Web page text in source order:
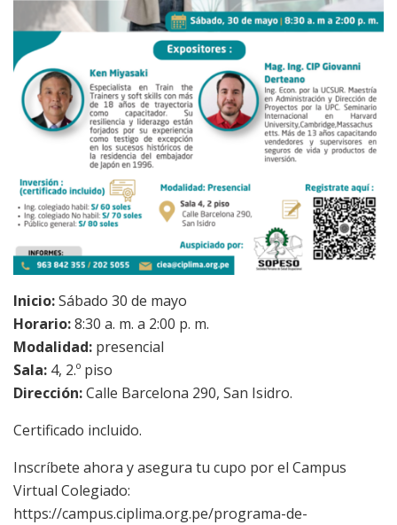
Inicio:Sábado 30 de mayo
Horario:8:30 a. m. a 2:00 p. m.
Modalidad: presencial
Sala: 4, 2.º piso
Dirección:Calle Barcelona 290, San Isidro.
Certificado incluido.
Inscríbete ahora y asegura tu cupo por el Campus
Virtual Colegiado:
https://campus.ciplima.org.pe/programa-de-